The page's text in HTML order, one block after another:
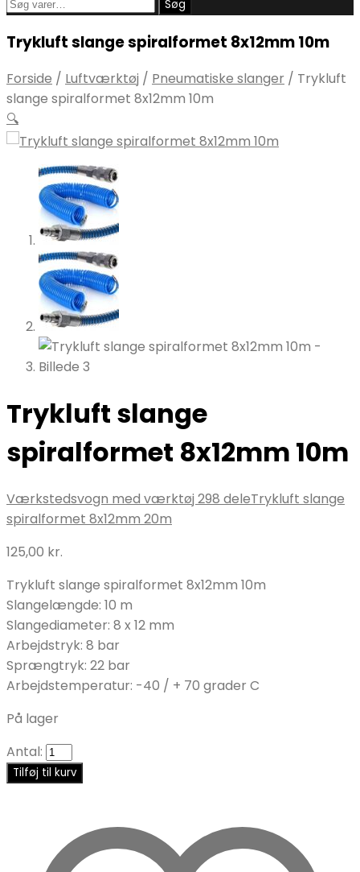
Søg
Trykluft slange spiralformet 8x12mm 10m
Forside / Luftværktøj / Pneumatiske slanger / Trykluft
slange spiralformet 8x12mm 10m
🔍
Trykluft slange
spiralformet 8x12mm 10m
Værkstedsvogn med værktøj 298 deleTrykluft slange
spiralformet 8x12mm 20m
125,00 kr.
Trykluft slange spiralformet 8x12mm 10m
Slangelængde: 10 m
Slangediameter: 8 x 12 mm
Arbejdstryk: 8 bar
Sprængtryk: 22 bar
Arbejdstemperatur: -40 / + 70 grader C
På lager
Antal:
Tilføj til kurv